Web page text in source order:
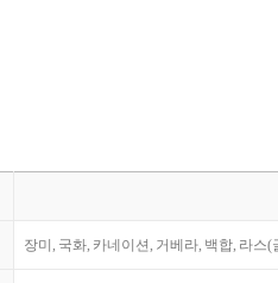
장미, 국화, 카네이션, 거베라, 백합, 라스